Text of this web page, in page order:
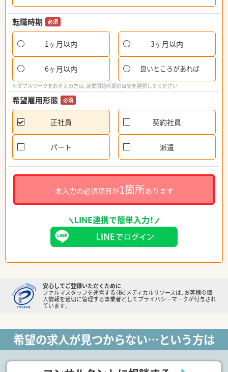
転職時期 必須
1ヶ月以内 3ヶ月以内
6ヶ月以内 良いところがあれば
※ダブルワークをお考えの方は、就業開始時期の目安を選択してください
希望雇用形態 必須
正社員 契約社員
パート 派遣
未入力の必須項目が1箇所あります
LINE連携で簡単入力！
安心してご登録いただくために
ファルマスタッフを運営する（株）メディカルリソースは、お客様の個
人情報を適切に管理する事業者としてプライバシーマークが付与され
ています。
希望の求人が見つからない…という方は